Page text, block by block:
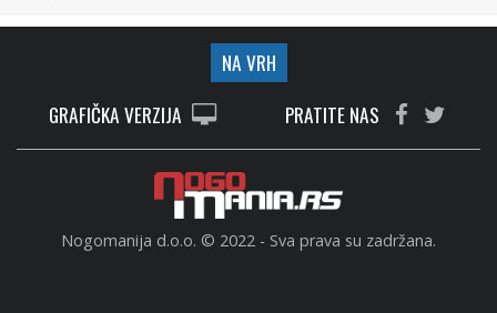
NA VRH
GRAFIČKA VERZIJA
PRATITE NAS
Nogomanija d.o.o. © 2022 - Sva prava su zadržana.